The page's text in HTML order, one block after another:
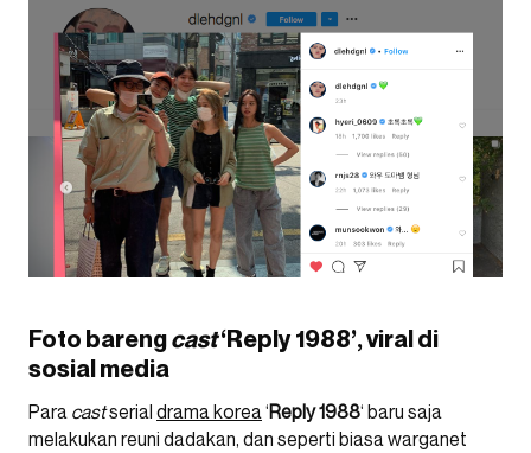
Foto barengcast‘Reply 1988’, viral di
sosial media
Para castserial drama korea‘Reply 1988‘ baru saja
melakukan reuni dadakan, dan seperti biasa warganet